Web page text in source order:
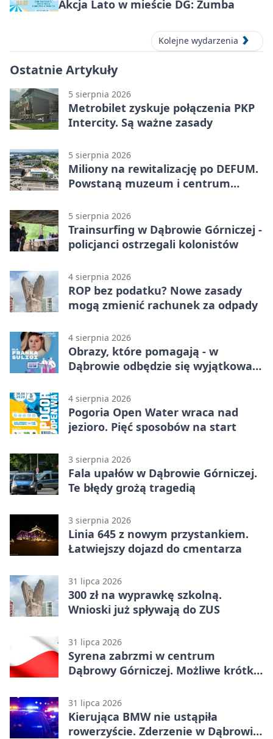
Akcja Lato w mieście DG: Zumba
Kolejne wydarzenia
Ostatnie Artykuły
5 sierpnia 2026
Metrobilet zyskuje połączenia PKP
Intercity. Są ważne zasady
5 sierpnia 2026
Miliony na rewitalizację po DEFUM.
Powstaną muzeum i centrum
5 sierpnia 2026
Trainsurfing w Dąbrowie Górniczej -
policjanci ostrzegali kolonistów
4 sierpnia 2026
ROP bez podatku? Nowe zasady
mogą zmienić rachunek za odpady
4 sierpnia 2026
Obrazy, które pomagają - w
Dąbrowie odbędzie się wyjątkowa
4 sierpnia 2026
Pogoria Open Water wraca nad
jezioro. Pięć sposobów na start
3 sierpnia 2026
Fala upałów w Dąbrowie Górniczej.
Te błędy grożą tragedią
3 sierpnia 2026
Linia 645 z nowym przystankiem.
Łatwiejszy dojazd do cmentarza
31 lipca 2026
300 zł na wyprawkę szkolną.
Wnioski już spływają do ZUS
31 lipca 2026
Syrena zabrzmi w centrum
Dąbrowy Górniczej. Możliwe krótkie
31 lipca 2026
Kierująca BMW nie ustąpiła
rowerzyście. Zderzenie w Dąbrowie